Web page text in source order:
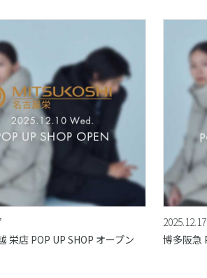
栄店 POP UP SHOP オープン
2025.12.17
博多阪急